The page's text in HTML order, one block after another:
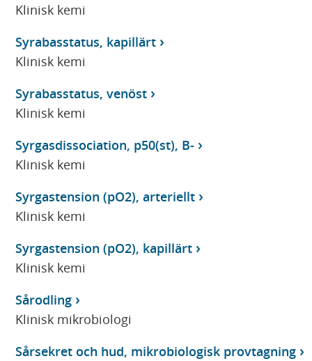
Klinisk kemi
Syrabasstatus, kapillärt
Klinisk kemi
Syrabasstatus, venöst
Klinisk kemi
Syrgasdissociation, p50(st), B-
Klinisk kemi
Syrgastension (pO2), arteriellt
Klinisk kemi
Syrgastension (pO2), kapillärt
Klinisk kemi
Sårodling
Klinisk mikrobiologi
Sårsekret och hud, mikrobiologisk provtagning